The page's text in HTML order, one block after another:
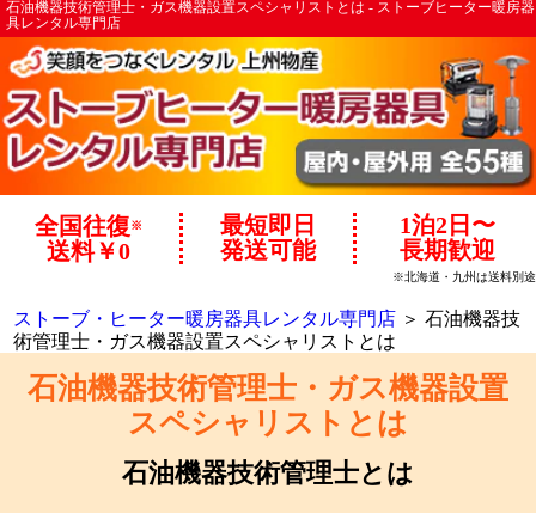
石油機器技術管理士・ガス機器設置スペシャリストとは - ストーブヒーター暖房器
具レンタル専門店
全国往復※
送料￥0
最短即日
発送可能
1泊2日〜
長期歓迎
※北海道・九州は送料別途
ストーブ・ヒーター暖房器具レンタル専門店 ＞ 石油機器技
術管理士・ガス機器設置スペシャリストとは
石油機器技術管理士・ガス機器設置
スペシャリストとは
石油機器技術管理士とは